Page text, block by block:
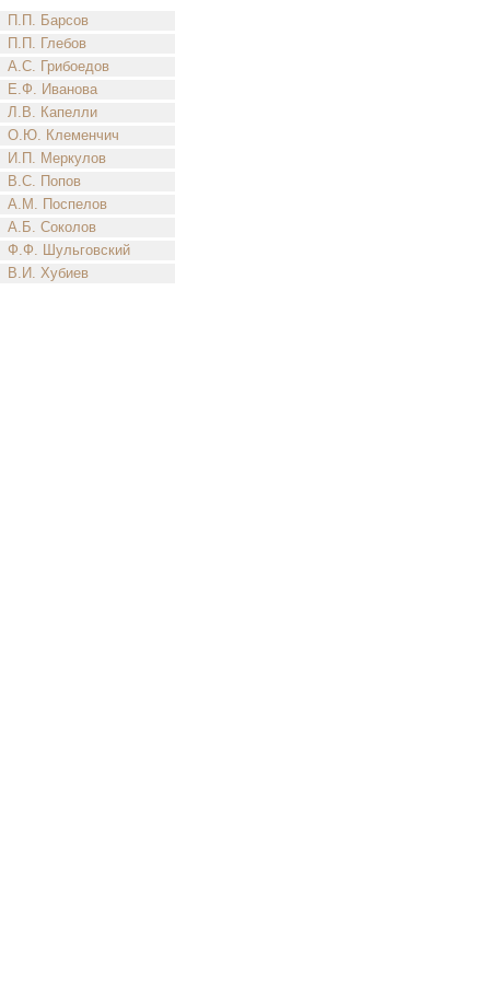
П.П. Барсов
П.П. Глебов
А.С. Грибоедов
Е.Ф. Иванова
Л.В. Капелли
О.Ю. Клеменчич
И.П. Меркулов
В.С. Попов
А.М. Поспелов
А.Б. Соколов
Ф.Ф. Шульговский
В.И. Хубиев